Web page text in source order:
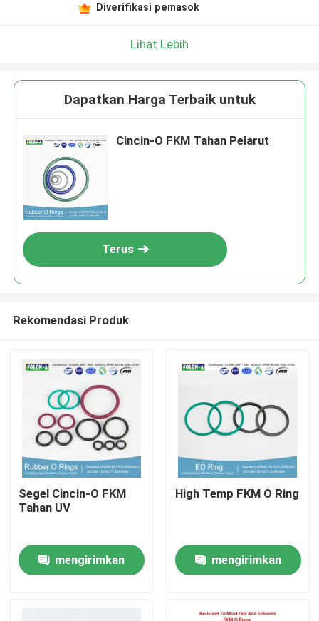
Produk
Diverifikasi pemasok
Lihat Lebih
Dapatkan Harga Terbaik untuk
Cincin-O FKM Tahan Pelarut
Terus
Rekomendasi Produk
Segel Cincin-O FKM
Tahan UV
mengirimkan
High Temp FKM O Ring
mengirimkan